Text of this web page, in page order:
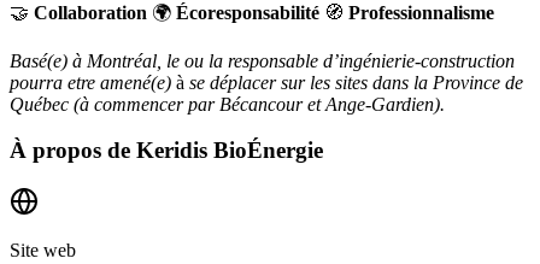
🤝 Collaboration 🌍 Écoresponsabilité 🧭 Professionnalisme
Basé(e) à Montréal, le ou la responsable d’ingénierie-construction
pourra etre amené(e) à se déplacer sur les sites dans la Province de
Québec (à commencer par Bécancour et Ange-Gardien).
À propos de Keridis BioÉnergie
Site web